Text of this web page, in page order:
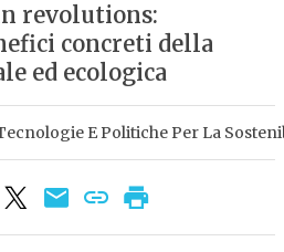
revolutions:
concreti della
ed ecologica
E Politiche Per La